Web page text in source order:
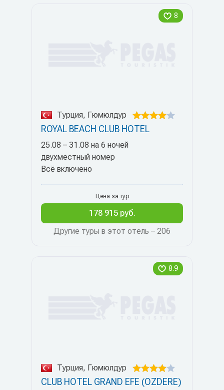
8
Турция, Гюмюлдур
ROYAL BEACH CLUB HOTEL
25.08 – 31.08 на 6 ночей
двухместный номер
Всё включено
Другие туры в этот отель – 206
Цена за тур
178 915 руб.
8.9
Турция, Гюмюлдур
CLUB HOTEL GRAND EFE (OZDERE)